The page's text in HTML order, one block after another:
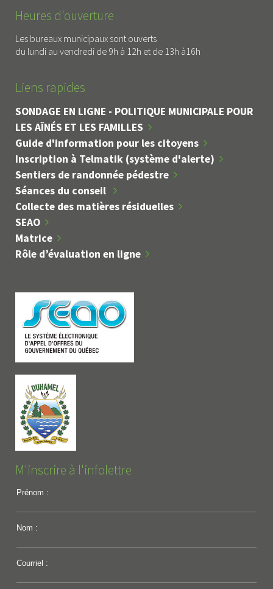
Heures d'ouverture
Les bureaux municipaux sont ouverts
du lundi au vendredi de 9h à 12h et de 13h à16h
Liens rapides
SONDAGE EN LIGNE - POLITIQUE MUNICIPALE POUR
LES AÎNÉS ET LES FAMILLES
Guide d'information pour les citoyens
Inscription à Telmatik (système d'alerte)
Sentiers de randonnée pédestre
Séances du conseil
Collecte des matières résiduelles
SEAO
Matrice
Rôle d’évaluation en ligne
M'inscrire à l'infolettre
Prénom :
Nom :
Courriel :